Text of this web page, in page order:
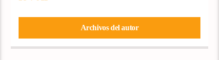
Archivos del autor